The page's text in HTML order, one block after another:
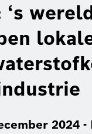
‘s
2024